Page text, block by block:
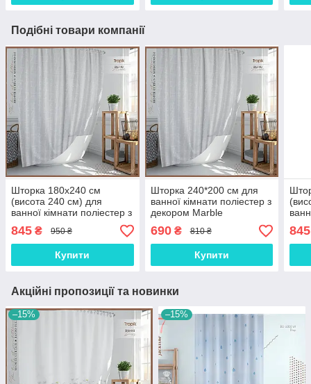
Подібні товари компанії
Шторка 180х240 см
(висота 240 см) для
ванної кімнати поліестер з
декором Marble
845 ₴ 950 ₴
Купити
Шторка 240*200 см для
ванної кімнати поліестер з
декором Marble
690₴ 810 ₴
Купити
845
Акційні пропозиції та новинки
–15% –15%